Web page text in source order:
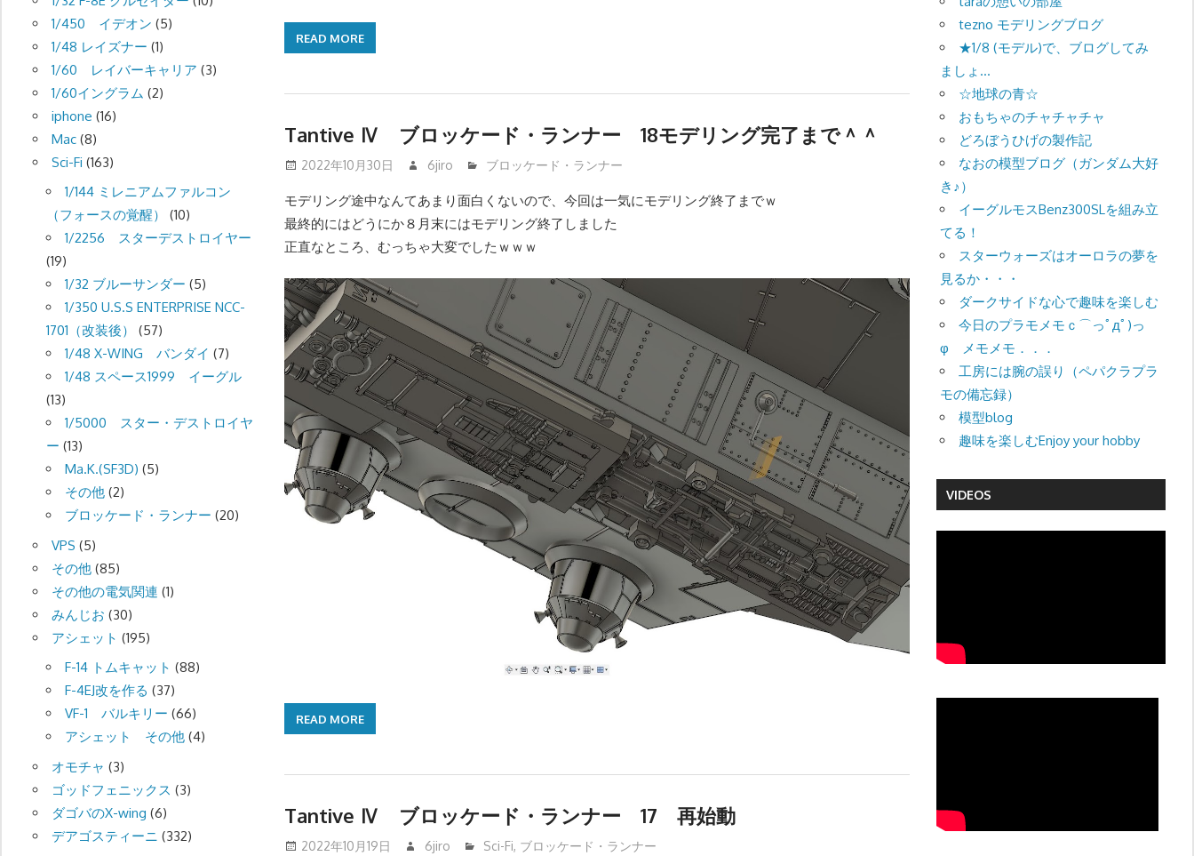
READ MORE
Tantive Ⅳ ブロッケード・ランナー 18モデリング完了まで＾＾
2022年10月30日 6jiro ブロッケード・ランナー
モデリング途中なんてあまり面白くないので、今回は一気にモデリング終了までｗ
最終的にはどうにか８月末にはモデリング終了しました
正直なところ、むっちゃ大変でしたｗｗｗ
READ MORE
Tantive Ⅳ ブロッケード・ランナー 17 再始動
2022年10月19日 6jiro Sci-Fi, ブロッケード・ランナー
1/450 イデオン (5)
1/48 レイズナー (1)
1/60 レイバーキャリア (3)
1/60イングラム (2)
iphone (16)
Mac(8)
Sci-Fi (163)
1/144 ミレニアムファルコン
（フォースの覚醒）
(10)
1/2256 スターデストロイヤー
(19)
1/32 ブルーサンダー (5)
1/350 U.S.S ENTERPRISE NCC-
1701（改装後）
(57)
1/48 X-WING バンダイ (7)
1/48 スペース1999 イーグル
(13)
1/5000 スター・デストロイヤ
ー (13)
Ma.K.(SF3D) (5)
その他(2)
ブロッケード・ランナー (20)
VPS (5)
その他(85)
その他の電気関連 (1)
みんじお (30)
アシェット (195)
F-14 トムキャット (88)
F-4EJ改を作る (37)
VF-1 バルキリー (66)
アシェット その他(4)
オモチャ (3)
ゴッドフェニックス (3)
ダゴバのX-wing (6)
デアゴスティーニ (332)
tezno モデリングブログ
★1/8 (モデル)で、ブログしてみ
ましょ…
☆地球の青☆
おもちゃのチャチャチャ
どろぼうひげの製作記
なおの模型ブログ（ガンダム大好
き♪）
イーグルモスBenz300SLを組み立
てる！
スターウォーズはオーロラの夢を
見るか・・・
ダークサイドな心で趣味を楽しむ
今日のプラモメモｃ⌒っﾟдﾟ)っ
φ メモメモ．．．
工房には腕の誤り（ペパクラプラ
モの備忘録）
模型blog
趣味を楽しむEnjoy your hobby
VIDEOS